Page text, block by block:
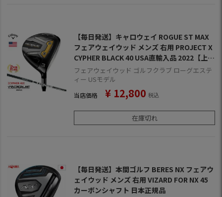
【毎日発送】キャロウェイ ROGUE ST MAX
フェアウェイウッド メンズ 右用 PROJECT X
CYPHER BLACK 40 USA直輸入品 2022【上半
期SALE】
フェアウェイウッド ゴルフクラブ ローグエステ
ィー USモデル
当店価格 ¥ 12,800 税込
在庫切れ
【毎日発送】本間ゴルフ BERES NX フェアウ
ェイウッド メンズ 右用 VIZARD FOR NX 45
カーボンシャフト 日本正規品